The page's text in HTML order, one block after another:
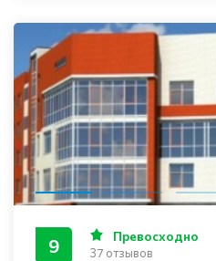
9 Превосходно
37 отзывов